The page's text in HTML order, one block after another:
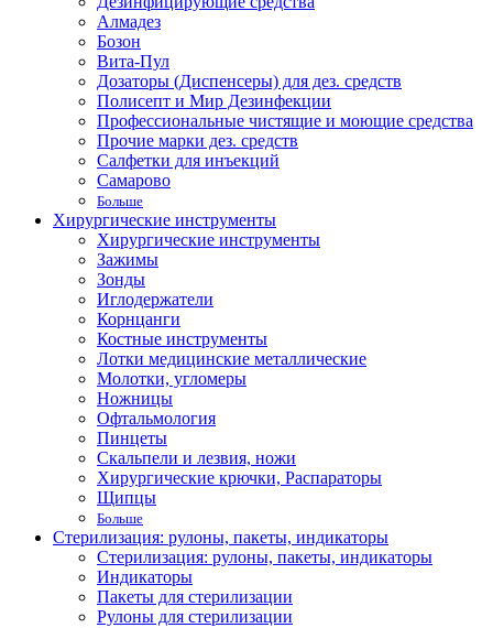
Алмадез
Бозон
Вита-Пул
Дозаторы (Диспенсеры) для дез. средств
Полисепт и Мир Дезинфекции
Профессиональные чистящие и моющие средства
Прочие марки дез. средств
Салфетки для инъекций
Самарово
Больше
Хирургические инструменты
Хирургические инструменты
Зажимы
Зонды
Иглодержатели
Корнцанги
Костные инструменты
Лотки медицинские металлические
Молотки, угломеры
Ножницы
Офтальмология
Пинцеты
Скальпели и лезвия, ножи
Хирургические крючки, Распараторы
Щипцы
Больше
Стерилизация: рулоны, пакеты, индикаторы
Стерилизация: рулоны, пакеты, индикаторы
Индикаторы
Пакеты для стерилизации
Рулоны для стерилизации